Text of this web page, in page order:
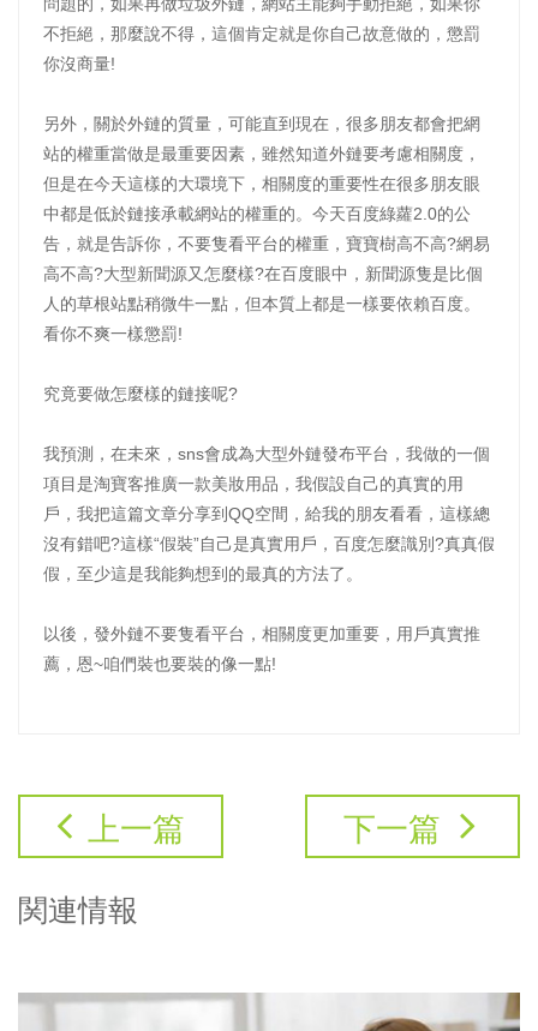
不拒絕，那麼說不得，這個肯定就是你自己故意做的，懲罰
你沒商量!
另外，關於外鏈的質量，可能直到現在，很多朋友都會把網
站的權重當做是最重要因素，雖然知道外鏈要考慮相關度，
但是在今天這樣的大環境下，相關度的重要性在很多朋友眼
中都是低於鏈接承載網站的權重的。今天百度綠蘿2.0的公
告，就是告訴你，不要隻看平台的權重，寶寶樹高不高?網易
高不高?大型新聞源又怎麼樣?在百度眼中，新聞源隻是比個
人的草根站點稍微牛一點，但本質上都是一樣要依賴百度。
看你不爽一樣懲罰!
究竟要做怎麼樣的鏈接呢?
我預測，在未來，sns會成為大型外鏈發布平台，我做的一個
項目是淘寶客推廣一款美妝用品，我假設自己的真實的用
戶，我把這篇文章分享到QQ空間，給我的朋友看看，這樣總
沒有錯吧?這樣“假裝”自己是真實用戶，百度怎麼識別?真真假
假，至少這是我能夠想到的最真的方法了。
以後，發外鏈不要隻看平台，相關度更加重要，用戶真實推
薦，恩~咱們裝也要裝的像一點!
上一篇 下一篇
関連情報